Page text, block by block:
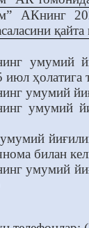
АКнинг
умумий
ҳолатига
умумий
умумий
билан
умумий